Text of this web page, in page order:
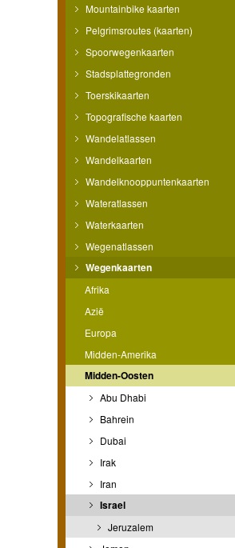
Mountainbike kaarten
Pelgrimsroutes (kaarten)
Spoorwegenkaarten
Stadsplattegronden
Toerskikaarten
Topografische kaarten
Wandelatlassen
Wandelkaarten
Wandelknooppuntenkaarten
Wateratlassen
Waterkaarten
Wegenatlassen
Wegenkaarten
Afrika
Azië
Europa
Midden-Amerika
Midden-Oosten
Abu Dhabi
Bahrein
Dubai
Irak
Iran
Israel
Jeruzalem